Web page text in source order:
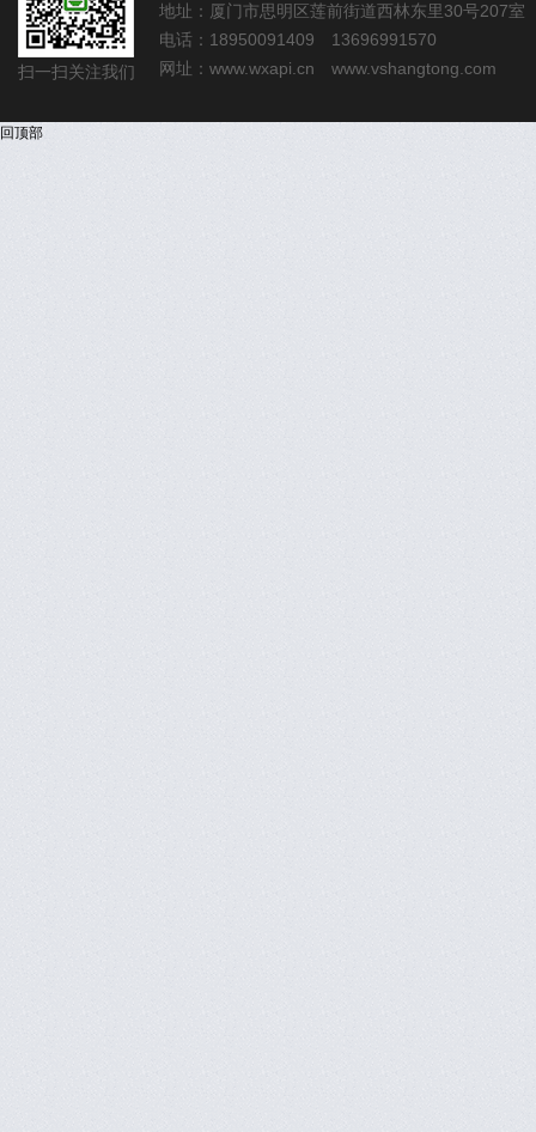
扫一扫关注我们
地址：厦门市思明区莲前街道西林东里30号207室
电话：18950091409 13696991570
网址： www.wxapi.cn www.vshangtong.com
回顶部